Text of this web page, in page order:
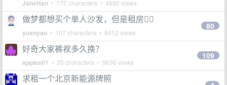
JaneHan • 172 characters • 4692 views
做梦都想买个单人沙发，但是租房😮‍💨
yuanyao • 107 characters • 8412 views
80
好奇大家裤衩多久换？
apples01 • 35 characters • 9636 views
109
求租一个北京新能源牌照